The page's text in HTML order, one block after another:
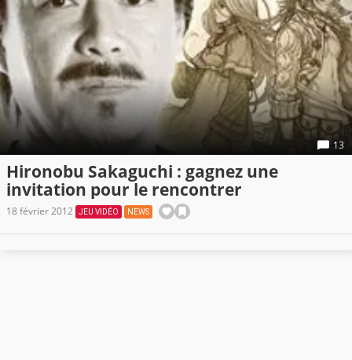
13
Hironobu Sakaguchi : gagnez une
invitation pour le rencontrer
18 février 2012 JEU VIDÉO NEWS